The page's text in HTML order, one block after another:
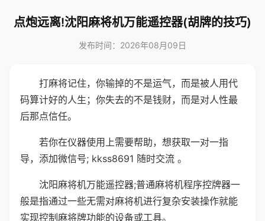
点炮远离!沈阳麻将机万能遥控器(胡牌的技巧)
发布时间：2026年08月09日
打麻将记住，你输掉的不是运气，而是被人用代
码算计好的人生；你失去的不是钱财，而是对人性最
后那点信任。
若你在仪器使用上需要帮助，想获取一对一指
导，添加微信号; kkss8691 随时交流 。
沈阳麻将机万能遥控器;普通麻将机程序控牌器一
般是指通过一些无需对麻将机进行复杂安装操作就能
实现控制麻将牌功能的设备或工具。